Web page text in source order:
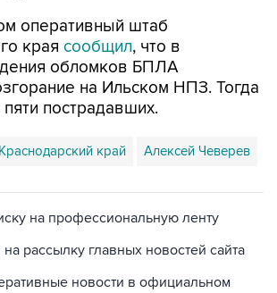
оперативный штаб
края сообщил, что в
обломков БПЛА
на Ильском НПЗ. Тогда
пострадавших.
Краснодарский край Алексей Чеверев
на профессиональную ленту
рассылку главных новостей сайта
новости в официальном